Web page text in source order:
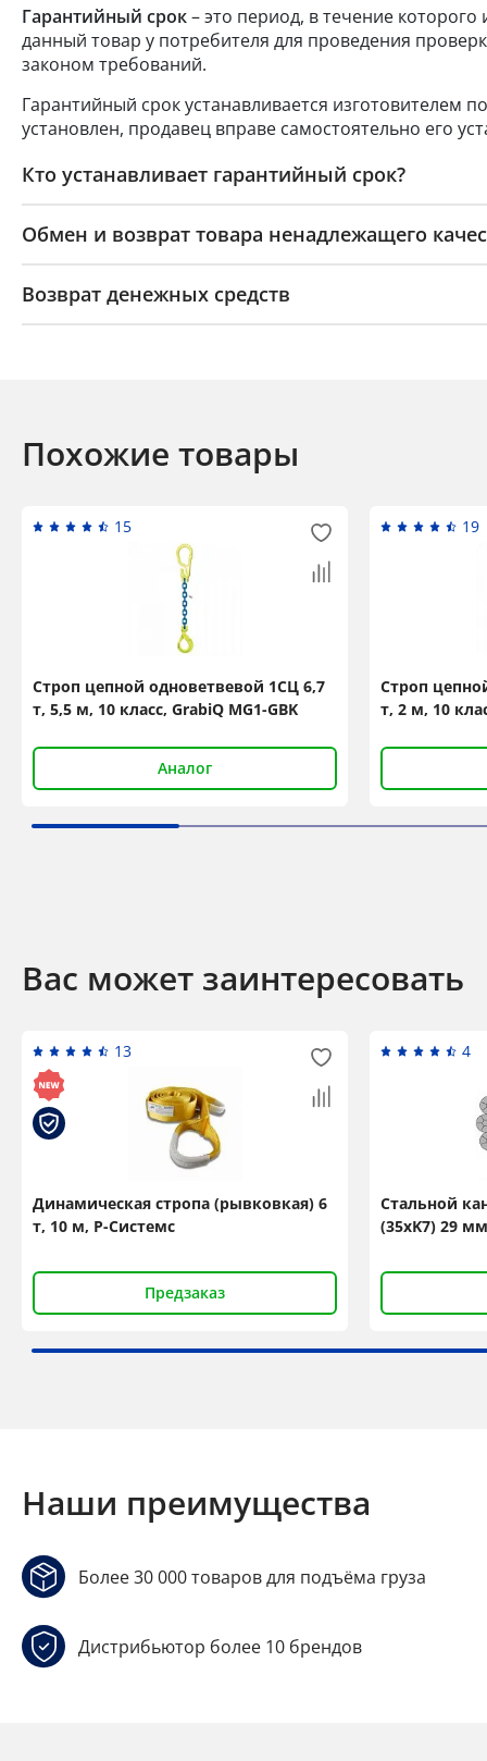
Гарантийный срок– это период, в течение которого
данный товар у потребителя для проведения
законом требований.
Гарантийный срок устанавливается изготовителем
установлен, продавец вправе самостоятельно его
Кто устанавливает гарантийный срок?
Обмен и возврат товара ненадлежащего
Возврат денежных средств
Похожие товары
15
Строп цепной одноветвевой 1СЦ 6,7
т, 5,5 м, 10 класс, GrabiQ MG1-GBK
Аналог
19
Строп
т, 2 м, 10
Вас может заинтересовать
13
Динамическая стропа (рывковкая) 6
т, 10 м, Р-Системс
Предзаказ
4
Стальной
(35xK7) 29
Наши преимущества
Более 30 000 товаров для подъёма груза
Дистрибьютор более 10 брендов